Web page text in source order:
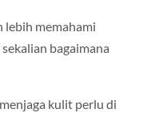
lebih memahami
bagaimana
kulit perlu di